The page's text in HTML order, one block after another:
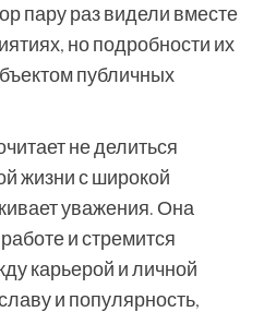
пару раз видели вместе
но подробности их
публичных
не делиться
жизни с широкой
уважения. Она
и стремится
карьерой и личной
и популярность,